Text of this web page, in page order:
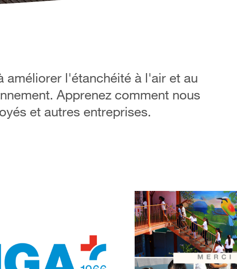
améliorer l'étanchéité à l'air et au
Apprenez comment nous
et autres entreprises.